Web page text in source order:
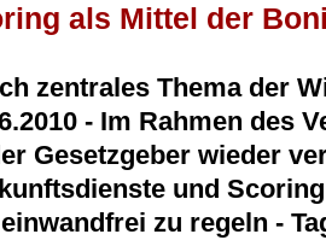
als Mittel der
zentrales Thema der
- Im Rahmen des
Gesetzgeber wieder
und
zu regeln -